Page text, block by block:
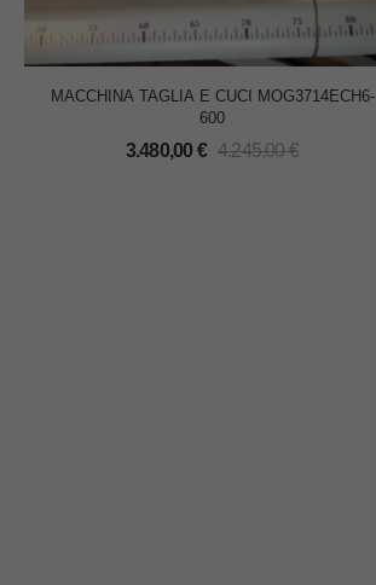
MACCHINA TAGLIA E CUCI MOG3714ECH6-
600
3.480,00 € 4.245,00€